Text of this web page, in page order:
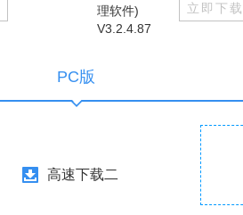
立即下载
PC版
高速下载二